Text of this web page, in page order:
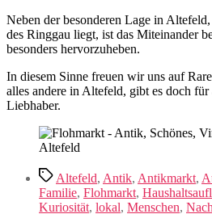
Neben der besonderen Lage in
des Ringgau liegt, ist das Miteinander
besonders hervorzuheben.
In diesem Sinne freuen wir uns auf
alles andere in Altefeld, gibt es doch für
Liebhaber.
Schlagwörter
Altefeld, Antik, Antikmarkt,
Familie, Flohmarkt,
Kuriosität, lokal, Menschen,